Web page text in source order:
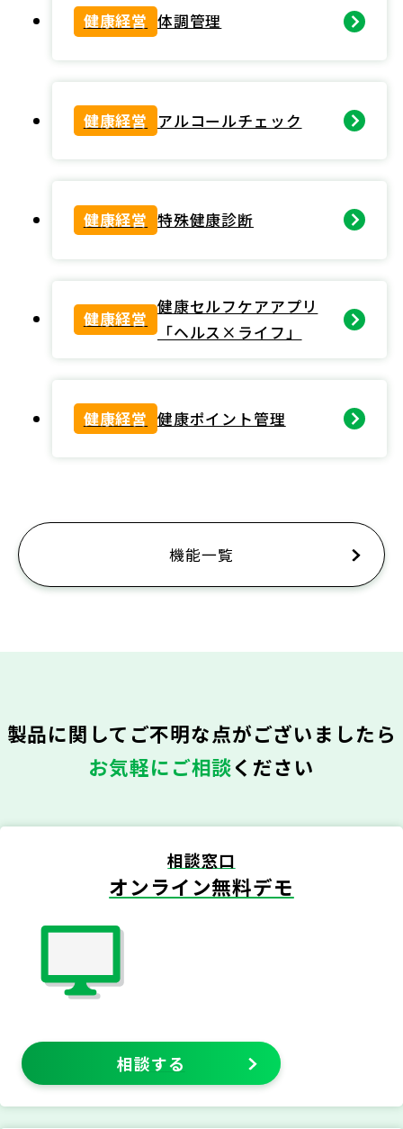
健康経営 体調管理
健康経営 アルコールチェック
健康経営 特殊健康診断
健康経営
健康セルフケアアプリ
「ヘルス×ライフ」
健康経営 健康ポイント管理
機能一覧
製品に関してご不明な点がございましたら
お気軽にご相談ください
相談窓口
オンライン無料デモ
相談する